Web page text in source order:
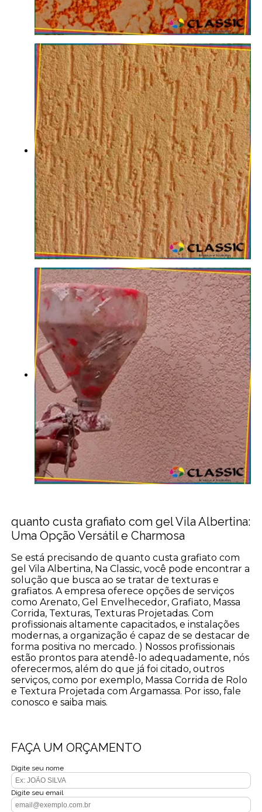
quanto custa grafiato com gel Vila Albertina:
Uma Opção Versátil e Charmosa
Se está precisando de quanto custa grafiato com
gel Vila Albertina, Na Classic, você pode encontrar a
solução que busca ao se tratar de texturas e
grafiatos. A empresa oferece opções de serviços
como Arenato, Gel Envelhecedor, Grafiato, Massa
Corrida, Texturas, Texturas Projetadas. Com
profissionais altamente capacitados, e instalações
modernas, a organização é capaz de se destacar de
forma positiva no mercado. ) Nossos profissionais
estão prontos para atendê-lo adequadamente, nós
oferecermos, além do que já foi citado, outros
serviços, como por exemplo, Massa Corrida de Rolo
e Textura Projetada com Argamassa. Por isso, fale
conosco e saiba mais.
FAÇA UM ORÇAMENTO
Digite seu nome
Digite seu email